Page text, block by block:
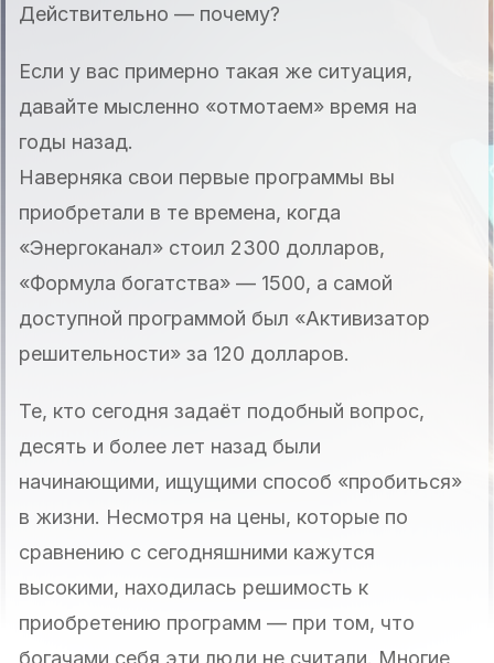
Действительно — почему?
Если у вас примерно такая же ситуация,
давайте мысленно «отмотаем» время на
годы назад.
Наверняка свои первые программы вы
приобретали в те времена, когда
«Энергоканал» стоил 2300 долларов,
«Формула богатства» — 1500, а самой
доступной программой был «Активизатор
решительности» за 120 долларов.
Те, кто сегодня задаёт подобный вопрос,
десять и более лет назад были
начинающими, ищущими способ «пробиться»
в жизни. Несмотря на цены, которые по
сравнению с сегодняшними кажутся
высокими, находилась решимость к
приобретению программ — при том, что
богачами себя эти люди не считали. Многие